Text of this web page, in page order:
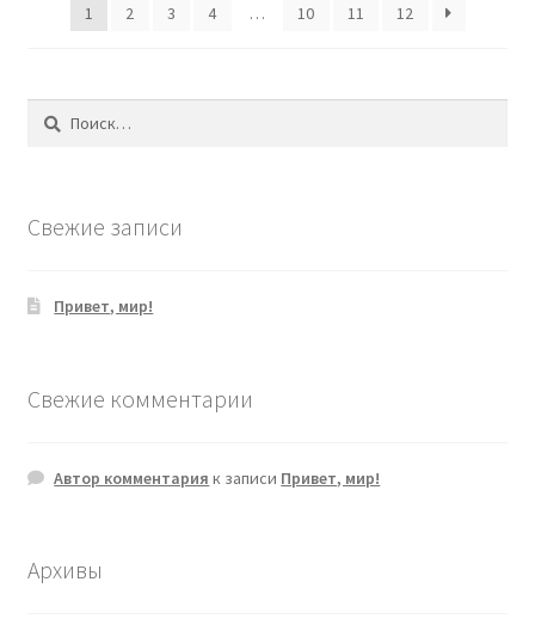
1 2 3 4 … 10 11 12
Найти:
Свежие записи
Привет, мир!
Свежие комментарии
Автор комментария к записи Привет, мир!
Архивы